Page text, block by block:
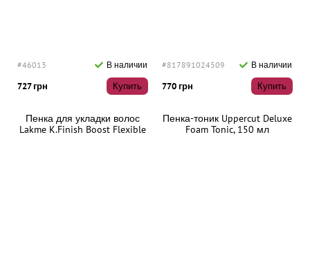
#46013 В наличии
727 грн Купить
Пенка для укладки волос
Lakme K.Finish Boost Flexible
#817891024509 В наличии
770 грн Купить
Пенка-тоник Uppercut Deluxe
Foam Tonic, 150 мл